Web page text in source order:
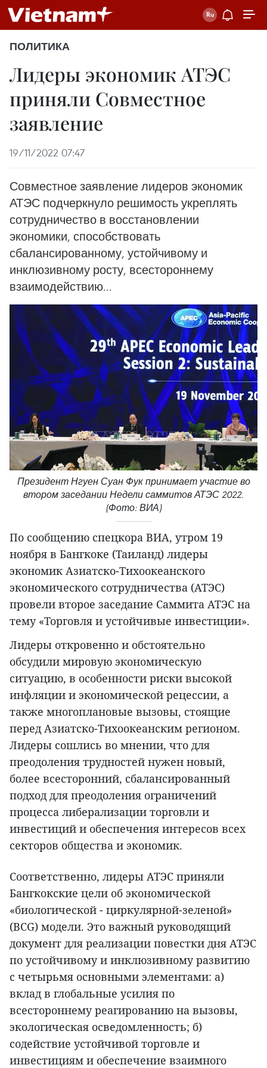
ПОЛИТИКА
Лидеры экономик АТЭС
приняли Совместное
заявление
19/11/2022 07:47
Совместное заявление лидеров экономик
АТЭС подчеркнуло решимость укреплять
сотрудничество в восстановлении
экономики, способствовать
сбалансированному, устойчивому и
инклюзивному росту, всестороннему
взаимодействию...
Президент Нгуен Суан Фук принимает участие во
втором заседании Недели саммитов АТЭС 2022.
(Фото: ВИА)
По сообщению спецкора ВИА, утром 19
ноября в Бангкоке (Таиланд) лидеры
экономик Азиатско-Тихоокеанского
экономического сотрудничества (АТЭС)
провели второе заседание Саммита АТЭС на
тему «Торговля и устойчивые инвестиции».
Лидеры откровенно и обстоятельно
обсудили мировую экономическую
ситуацию, в особенности риски высокой
инфляции и экономической рецессии, а
также многоплановые вызовы, стоящие
перед Азиатско-Тихоокеанским регионом.
Лидеры сошлись во мнении, что для
преодоления трудностей нужен новый,
более всесторонний, сбалансированный
подход для преодоления ограничений
процесса либерализации торговли и
инвестиций и обеспечения интересов всех
секторов общества и экономик.
Соответственно, лидеры АТЭС приняли
Бангкокские цели об экономической
«биологической - циркулярной-зеленой»
(BCG) модели. Это важный руководящий
документ для реализации повестки дня АТЭС
по устойчивому и инклюзивному развитию
с четырьмя основными элементами: а)
вклад в глобальные усилия по
всестороннему реагированию на вызовы,
экологическая осведомленность; б)
содействие устойчивой торговле и
инвестициям и обеспечение взаимного